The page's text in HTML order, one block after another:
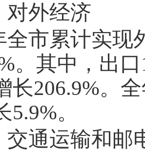
对外经济
全市累计实现
。其中，出
长206.9%。
5.9%。
交通运输和邮